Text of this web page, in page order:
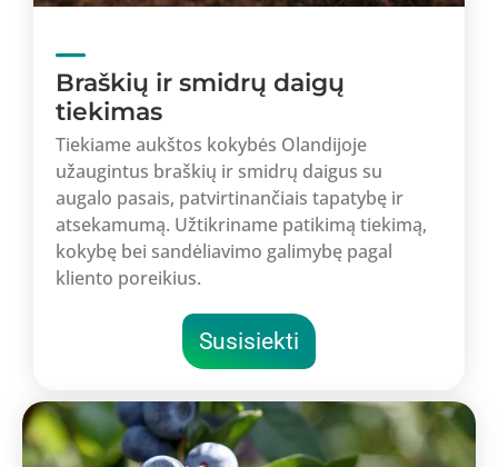
Braškių ir smidrų daigų
tiekimas
Tiekiame aukštos kokybės Olandijoje
užaugintus braškių ir smidrų daigus su
augalo pasais, patvirtinančiais tapatybę ir
atsekamumą. Užtikriname patikimą tiekimą,
kokybę bei sandėliavimo galimybę pagal
kliento poreikius.
Susisiekti